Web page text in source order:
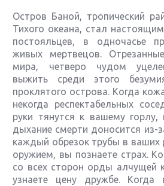
Остров Баной, тропический
Тихого океана, стал
постояльцев, в одночасье
живых мертвецов.
мира, четверо чудом
выжить среди этого
проклятого острова. Когда
некогда респектабельных
руки тянутся к вашему горлу,
дыхание смерти доносится из-
каждый обрезок трубы в ваших
оружием, вы познаете страх.
со всех сторон орды алчущей
узнаете цену дружбе. Когда